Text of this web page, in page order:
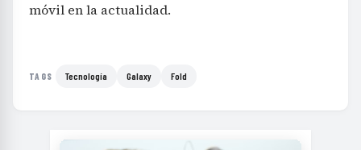
móvil en la actualidad.
TAGS Tecnología Galaxy Fold